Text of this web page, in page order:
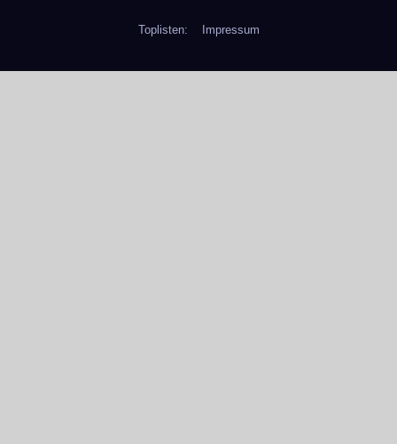
Toplisten: Impressum